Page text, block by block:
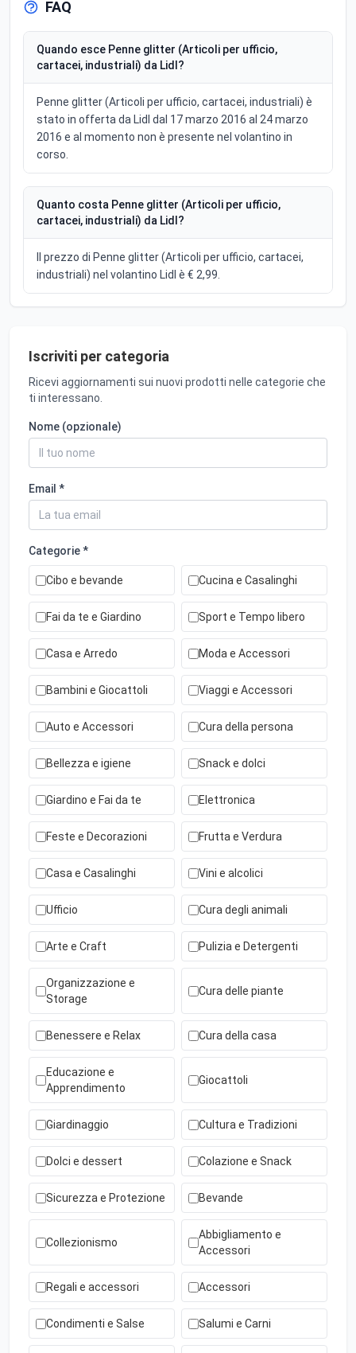
FAQ
Quando esce Penne glitter (Articoli per ufficio,
cartacei, industriali) da Lidl?
Penne glitter (Articoli per ufficio, cartacei, industriali) è
stato in offerta da Lidl dal 17 marzo 2016 al 24 marzo
2016 e al momento non è presente nel volantino in
corso.
Quanto costa Penne glitter (Articoli per ufficio,
cartacei, industriali) da Lidl?
Il prezzo di Penne glitter (Articoli per ufficio, cartacei,
industriali) nel volantino Lidl è € 2,99.
Iscriviti per categoria
Ricevi aggiornamenti sui nuovi prodotti nelle categorie che
ti interessano.
Nome (opzionale)
Email *
Categorie *
Cibo e bevande Cucina e Casalinghi
Fai da te e Giardino Sport e Tempo libero
Casa e Arredo Moda e Accessori
Bambini e Giocattoli Viaggi e Accessori
Auto e Accessori Cura della persona
Bellezza e igiene Snack e dolci
Giardino e Fai da te Elettronica
Feste e Decorazioni Frutta e Verdura
Casa e Casalinghi Vini e alcolici
Ufficio Cura degli animali
Arte e Craft Pulizia e Detergenti
Organizzazione e
Storage
Cura delle piante
Benessere e Relax Cura della casa
Educazione e
Apprendimento
Giocattoli
Giardinaggio Cultura e Tradizioni
Dolci e dessert Colazione e Snack
Sicurezza e Protezione Bevande
Collezionismo
Abbigliamento e
Accessori
Regali e accessori Accessori
Condimenti e Salse Salumi e Carni